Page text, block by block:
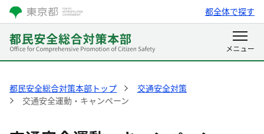
都全体で探す
都民安全総合対策本部トップ
交通安全対策
交通安全運動・キャンペーン